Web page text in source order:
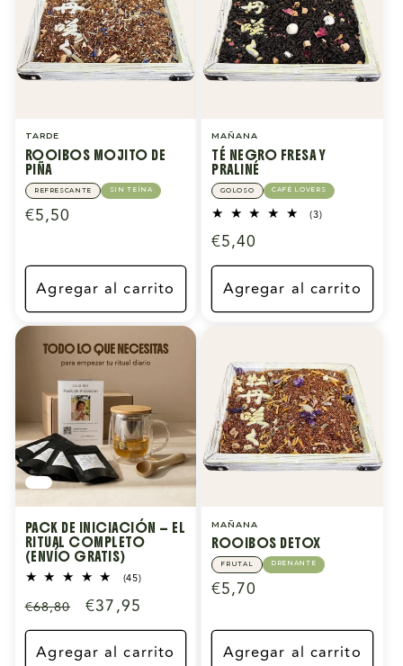
TARDE
ROOIBOS MOJITO DE
PIÑA
REFRESCANTE SIN TEÍNA
Precio
€5,50
Agregar al carrito
MAÑANA
TÉ NEGRO FRESA Y
PRALINÉ
GOLOSO CAFÉ LOVERS
(3)3
Precio
habitual
€5,40
Agregar al carrito
PACK DE INICIACIÓN — EL
RITUAL COMPLETO
(ENVÍO GRATIS)
(45)45
Precio
habitual
€68,80
Precio
de
oferta
€37,95
Agregar al carrito
MAÑANA
ROOIBOS DETOX
FRUTAL DRENANTE
Precio
€5,70
Agregar al carrito